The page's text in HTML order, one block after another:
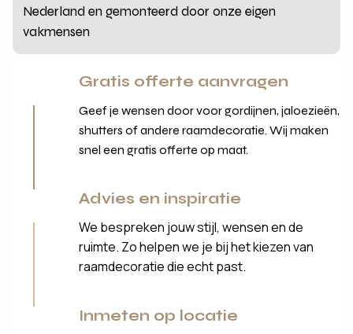
Nederland en gemonteerd door onze eigen
vakmensen
Gratis offerte aanvragen
Geef je wensen door voor gordijnen, jaloezieën,
shutters of andere raamdecoratie. Wij maken
snel een gratis offerte op maat.
Advies en inspiratie
We bespreken jouw stijl, wensen en de
ruimte. Zo helpen we je bij het kiezen van
raamdecoratie die echt past.
Inmeten op locatie